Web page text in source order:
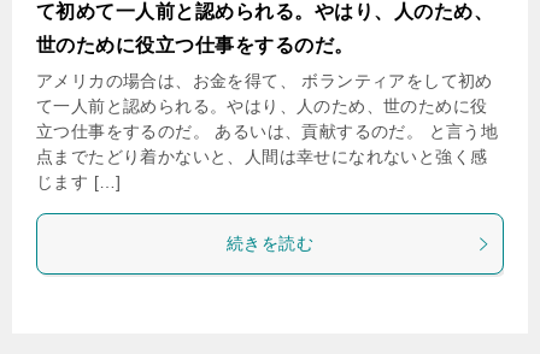
て初めて一人前と認められる。やはり、人のため、
世のために役立つ仕事をするのだ。
アメリカの場合は、お金を得て、 ボランティアをして初め
て一人前と認められる。やはり、人のため、世のために役
立つ仕事をするのだ。 あるいは、貢献するのだ。 と言う地
点までたどり着かないと、人間は幸せになれないと強く感
じます […]
続きを読む